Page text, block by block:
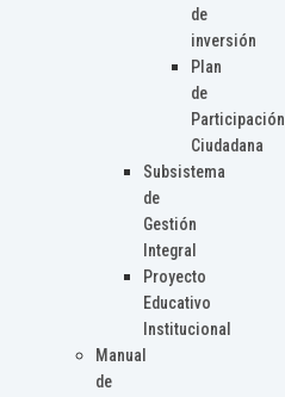
de
inversión
Plan
de
Participación
Ciudadana
Subsistema
de
Gestión
Integral
Proyecto
Educativo
Institucional
Manual
de